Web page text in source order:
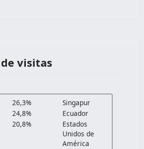
visitas
26,3%
Singapur
24,8%
Ecuador
20,8%
Estados
Unidos de
América